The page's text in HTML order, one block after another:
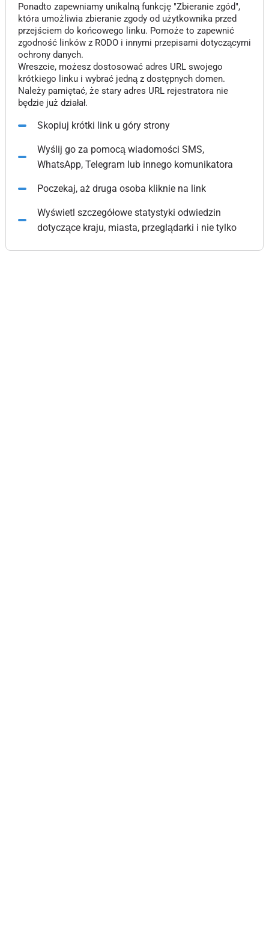
Ponadto zapewniamy unikalną funkcję "Zbieranie zgód",
która umożliwia zbieranie zgody od użytkownika przed
przejściem do końcowego linku. Pomoże to zapewnić
zgodność linków z RODO i innymi przepisami dotyczącymi
ochrony danych.
Wreszcie, możesz dostosować adres URL swojego
krótkiego linku i wybrać jedną z dostępnych domen.
Należy pamiętać, że stary adres URL rejestratora nie
będzie już działał.
Skopiuj krótki link u góry strony
Wyślij go za pomocą wiadomości SMS,
WhatsApp, Telegram lub innego komunikatora
Poczekaj, aż druga osoba kliknie na link
Wyświetl szczegółowe statystyki odwiedzin
dotyczące kraju, miasta, przeglądarki i nie tylko